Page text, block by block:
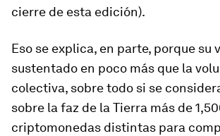
cierre de esta edición).
Eso se explica, en parte, porque su
sustentado en poco más que la
colectiva, sobre todo si se
sobre la faz de la Tierra más de
criptomonedas distintas para